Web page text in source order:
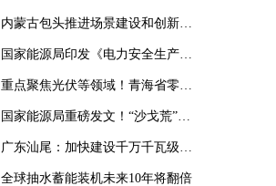
内蒙古包头推进场景建设和创新应用：谋划新型储能、智能电网等相关场景
国家能源局印发《电力安全生产“十五五”行动计划》的通知
重点聚焦光伏等领域！青海省零碳工厂培育建设实施方案(试行)发布
国家能源局重磅发文！“沙戈荒”新能源基地、海上风电纳入“十五五”安全重点管控工程
广东汕尾：加快建设千万千瓦级海上风电基地！
全球抽水蓄能装机未来10年将翻倍